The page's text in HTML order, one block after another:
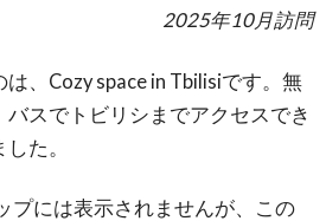
2025年10月訪問
、Cozy space in Tbilisiです。無
スでトビリシまでアクセスでき
た。
プには表示されませんが、この